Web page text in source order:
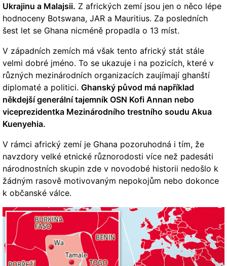
Ukrajinu a Malajsii. Z afrických zemí jsou jen o něco lépe
hodnoceny Botswana, JAR a Mauritius. Za posledních
šest let se Ghana nicméně propadla o 13 míst.
V západních zemích má však tento africký stát stále
velmi dobré jméno. To se ukazuje i na pozicích, které v
různých mezinárodních organizacích zaujímají ghanští
diplomaté a politici. Ghanský původ má například
někdejší generální tajemník OSN Kofi Annan nebo
viceprezidentka Mezinárodního trestního soudu Akua
Kuenyehia.
V rámci africký zemí je Ghana pozoruhodná i tím, že
navzdory velké etnické různorodosti více než padesáti
národnostních skupin zde v novodobé historii nedošlo k
žádným rasově motivovaným nepokojům nebo dokonce
k občanské válce.